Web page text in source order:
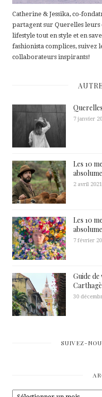
Catherine & Jessika, co-
partagent sur Querelles
lifestyle tout en style et en
fashionista complices, suivez
collaborateurs inspirants!
7 janvier
Les 10
2 avril 2021
Les 10
7 février
Guide
30
SUIVEZ-